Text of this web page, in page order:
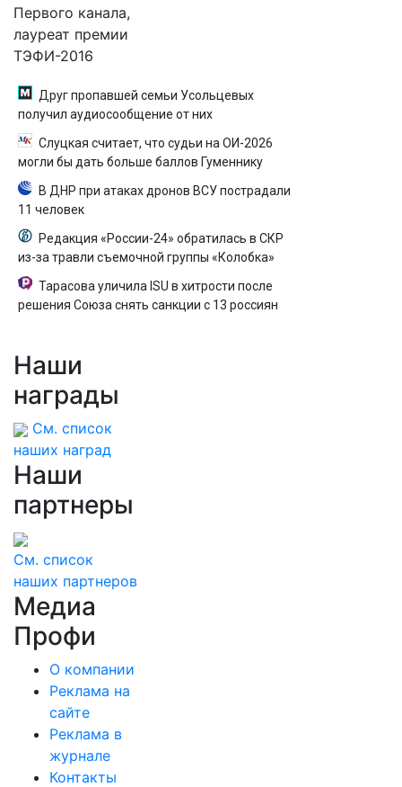
Первого канала,
лауреат премии
ТЭФИ-2016
Друг пропавшей семьи Усольцевых
получил аудиосообщение от них
Слуцкая считает, что судьи на ОИ-2026
могли бы дать больше баллов Гуменнику
В ДНР при атаках дронов ВСУ пострадали
11 человек
Редакция «России-24» обратилась в СКР
из-за травли съемочной группы «Колобка»
Тарасова уличила ISU в хитрости после
решения Союза снять санкции с 13 россиян
Наши
награды
См. список
наших наград
Наши
партнеры
См. список
наших партнеров
Медиа
Профи
О компании
Реклама на
сайте
Реклама в
журнале
Контакты